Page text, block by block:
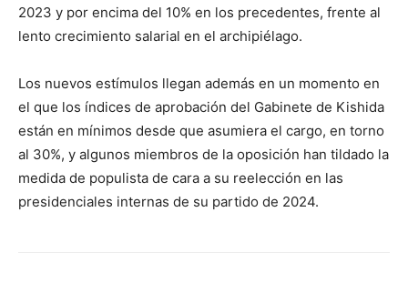
2023 y por encima del 10% en los precedentes, frente al
lento crecimiento salarial en el archipiélago.
Los nuevos estímulos llegan además en un momento en
el que los índices de aprobación del Gabinete de Kishida
están en mínimos desde que asumiera el cargo, en torno
al 30%, y algunos miembros de la oposición han tildado la
medida de populista de cara a su reelección en las
presidenciales internas de su partido de 2024.